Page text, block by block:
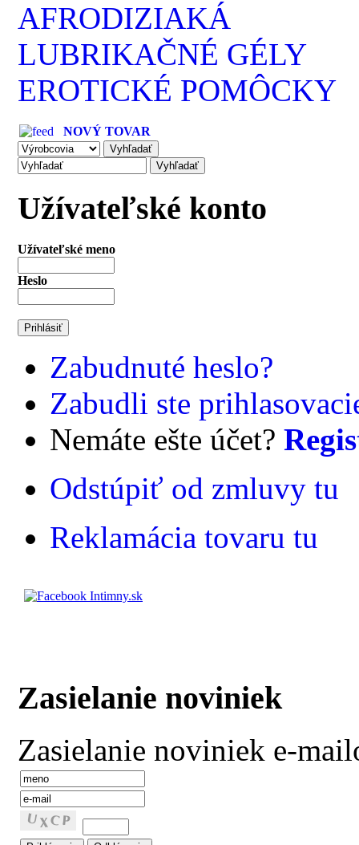
AFRODIZIAKÁ
LUBRIKAČNÉ GÉLY
EROTICKÉ POMÔCKY
NOVÝ TOVAR
Užívateľské konto
Užívateľské meno
Heslo
Zabudnuté heslo?
Zabudli ste
Nemáte ešte účet?
Odstúpiť od zmluvy tu
Reklamácia tovaru tu
Zasielanie noviniek
Zasielanie noviniek e-